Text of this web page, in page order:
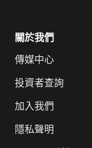
關於我們
傳媒中心
投資者查詢
加入我們
隱私聲明